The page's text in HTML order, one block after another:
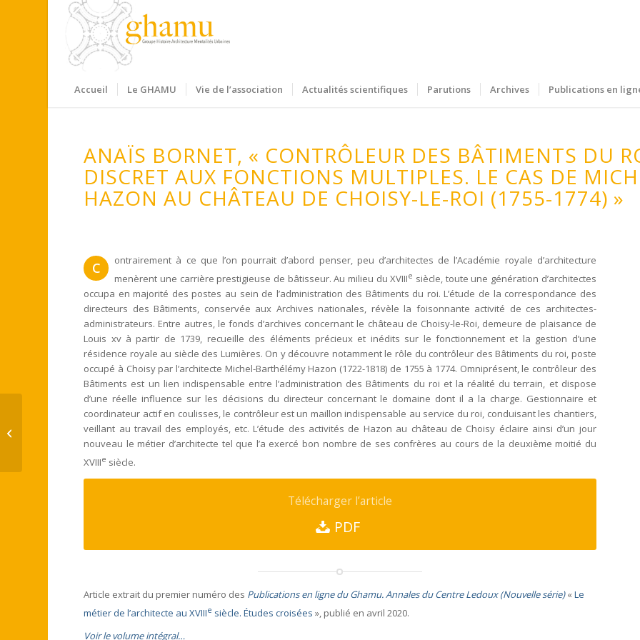
Accueil Le GHAMU Vie de l’association Actualités scientifiques Parutions Archives Publications en
ANAÏS BORNET, « CONTRÔLEUR DES BÂTIMENTS DU
DISCRET AUX FONCTIONS MULTIPLES. LE CAS DE
HAZON AU CHÂTEAU DE CHOISY-LE-ROI (1755-1774) »
C
ontrairement à ce que l’on pourrait d’abord penser, peu d’architectes de l’Académie royale d’architecture
menèrent une carrière prestigieuse de bâtisseur. Au milieu du XVIIIe siècle, toute une génération d’architectes
occupa en majorité des postes au sein de l’administration des Bâtiments du roi. L’étude de la correspondance des
directeurs des Bâtiments, conservée aux Archives nationales, révèle la foisonnante activité de ces architectes-
administrateurs. Entre autres, le fonds d’archives concernant le château de Choisy-le-Roi, demeure de plaisance de
Louis xv à partir de 1739, recueille des éléments précieux et inédits sur le fonctionnement et la gestion d’une
résidence royale au siècle des Lumières. On y découvre notamment le rôle du contrôleur des Bâtiments du roi, poste
occupé à Choisy par l’architecte Michel-Barthélémy Hazon (1722-1818) de 1755 à 1774. Omniprésent, le contrôleur des
Bâtiments est un lien indispensable entre l’administration des Bâtiments du roi et la réalité du terrain, et dispose
d’une réelle influence sur les décisions du directeur concernant le domaine dont il a la charge. Gestionnaire et
coordinateur actif en coulisses, le contrôleur est un maillon indispensable au service du roi, conduisant les chantiers,
veillant au travail des employés, etc. L’étude des activités de Hazon au château de Choisy éclaire ainsi d’un jour
nouveau le métier d’architecte tel que l’a exercé bon nombre de ses confrères au cours de la deuxième moitié du
XVIIIe siècle.
Télécharger l’article
PDF
Article extrait du premier numéro des Publications en ligne du Ghamu. Annales du Centre Ledoux (Nouvelle série)«Le
métier de l’architecte au XVIIIe siècle. Études croisées », publié en avril 2020.
Voir le volume intégral…
Marie-Luce PUJALTE-FRAYSSE, « Un
moment privilégié dans la formation
de l’architecte...